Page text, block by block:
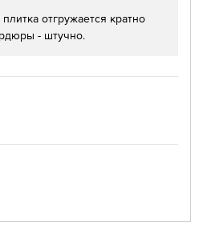
отгружается кратно
- штучно.